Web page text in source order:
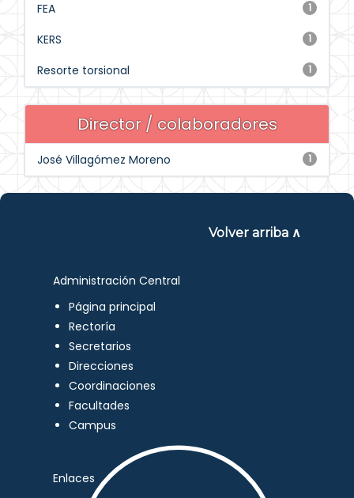
1
FEA
1
KERS
1
Resorte torsional
Director / colaboradores
1
José Villagómez Moreno
Volver arriba ∧
Administración Central
Página principal
Rectoría
Secretarios
Direcciones
Coordinaciones
Facultades
Campus
Enlaces